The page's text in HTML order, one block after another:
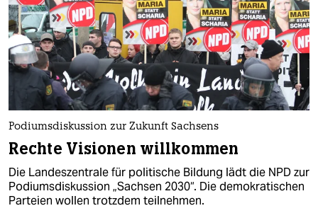
Podiumsdiskussion zur Zukunft Sachsens
Rechte Visionen willkommen
Die Landeszentrale für politische Bildung lädt die NPD zur
Podiumsdiskussion „Sachsen 2030“. Die demokratischen
Parteien wollen trotzdem teilnehmen.